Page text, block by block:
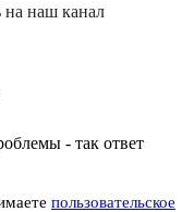
на наш канал
- так ответ
пользовательское